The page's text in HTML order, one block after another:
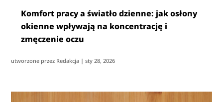
Komfort pracy a światło dzienne: jak osłony
okienne wpływają na koncentrację i
zmęczenie oczu
utworzone przez Redakcja |sty 28, 2026